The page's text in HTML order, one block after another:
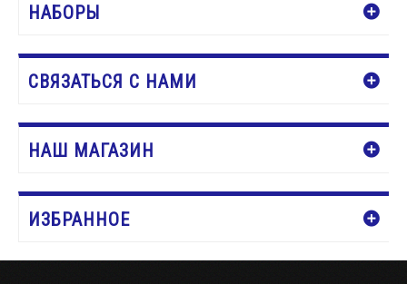
НАБОРЫ
СВЯЗАТЬСЯ С НАМИ
НАШ МАГАЗИН
ИЗБРАННОЕ